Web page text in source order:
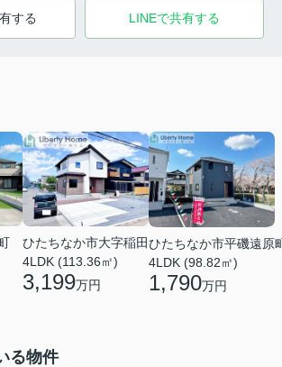
する LINEで共有する
ひたちなか市大字稲田
4LDK (113.36㎡)
3,199万円
ひたちなか市平磯遠原
4LDK (98.82㎡)
1,790万円
る物件